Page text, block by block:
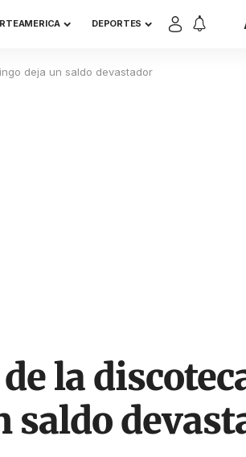
DEPORTES
deja un saldo devastador
la
saldo